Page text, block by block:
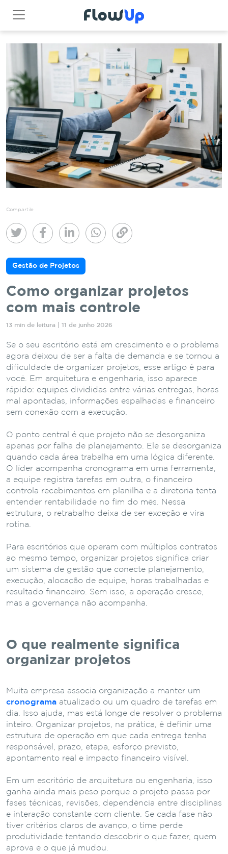
Compartile
Gestão de Projetos
Como organizar projetos
com mais controle
13 min de leitura | 11 de junho 2026
Se o seu escritório está em crescimento e o problema
agora deixou de ser a falta de demanda e se tornou a
dificuldade de organizar projetos, esse artigo é para
você. Em arquitetura e engenharia, isso aparece
rápido: equipes divididas entre várias entregas, horas
mal apontadas, informações espalhadas e financeiro
sem conexão com a execução.
O ponto central é que projeto não se desorganiza
apenas por falha de planejamento. Ele se desorganiza
quando cada área trabalha em uma lógica diferente.
O líder acompanha cronograma em uma ferramenta,
a equipe registra tarefas em outra, o financeiro
controla recebimentos em planilha e a diretoria tenta
entender rentabilidade no fim do mês. Nessa
estrutura, o retrabalho deixa de ser exceção e vira
rotina.
Para escritórios que operam com múltiplos contratos
ao mesmo tempo, organizar projetos significa criar
um sistema de gestão que conecte planejamento,
execução, alocação de equipe, horas trabalhadas e
resultado financeiro. Sem isso, a operação cresce,
mas a governança não acompanha.
O que realmente significa
organizar projetos
Muita empresa associa organização a manter um
cronograma atualizado ou um quadro de tarefas em
dia. Isso ajuda, mas está longe de resolver o problema
inteiro. Organizar projetos, na prática, é definir uma
estrutura de operação em que cada entrega tenha
responsável, prazo, etapa, esforço previsto,
apontamento real e impacto financeiro visível.
Em um escritório de arquitetura ou engenharia, isso
ganha ainda mais peso porque o projeto passa por
fases técnicas, revisões, dependência entre disciplinas
e interação constante com cliente. Se cada fase não
tiver critérios claros de avanço, o time perde
produtividade tentando descobrir o que fazer, quem
aprova e o que já mudou.